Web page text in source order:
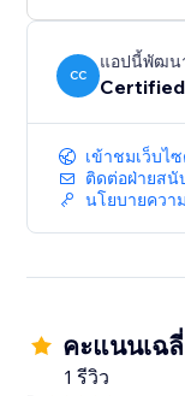
CC
แอปนี้พัฒน
เข้าชมเว็บไ
ติดต่อฝ่ายส
นโยบายควา
คะแนนเฉ
1 รีวิว